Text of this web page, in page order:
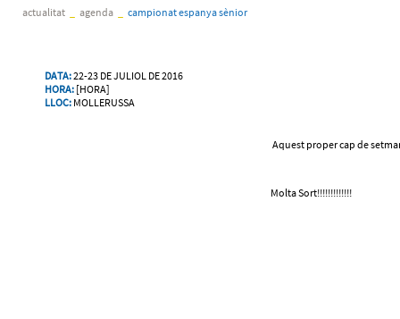
actualitat agenda campionat espanya sènior
DATA:22-23 DE JULIOL DE 2016
HORA:[HORA]
LLOC:MOLLERUSSA
Aquest proper cap de
Molta Sort!!!!!!!!!!!!!